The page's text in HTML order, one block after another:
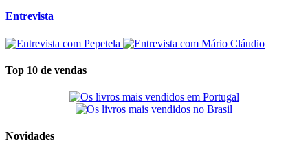
Entrevista
Top 10 de vendas
Novidades